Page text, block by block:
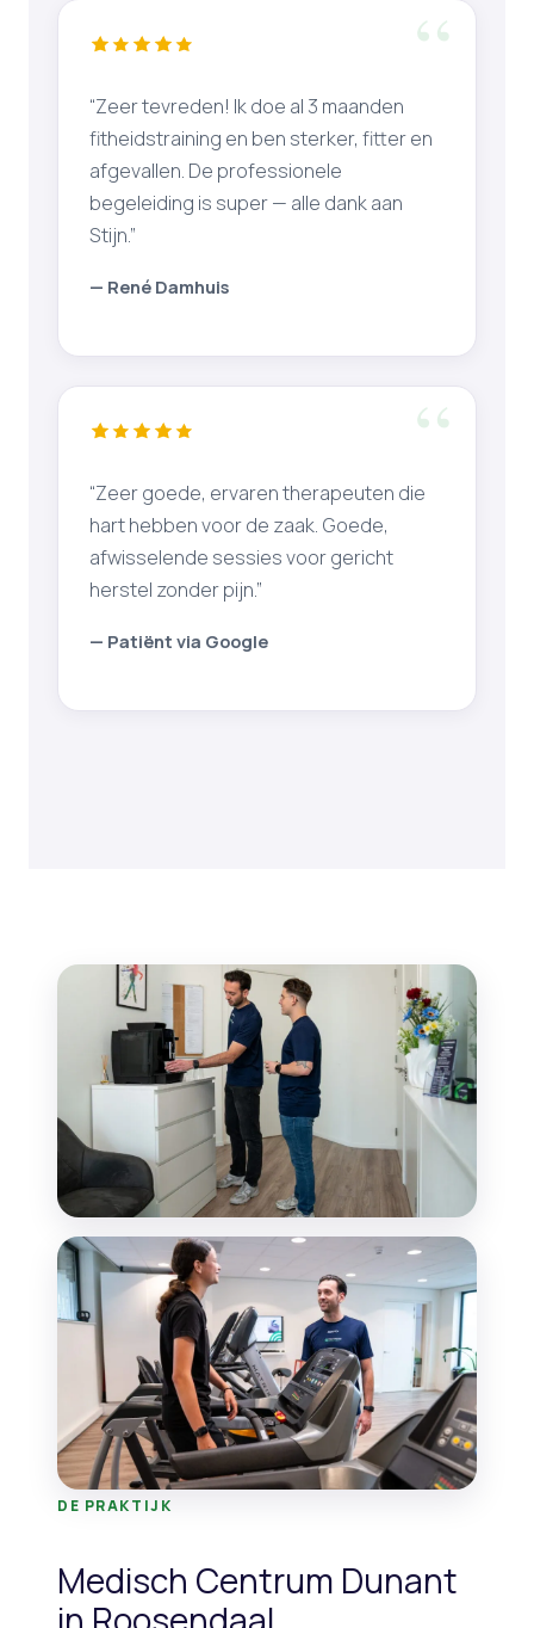
“Zeer tevreden! Ik doe al 3 maanden
fitheidstraining en ben sterker, fitter en
afgevallen. De professionele
begeleiding is super — alle dank aan
Stijn.”
— René Damhuis
“Zeer goede, ervaren therapeuten die
hart hebben voor de zaak. Goede,
afwisselende sessies voor gericht
herstel zonder pijn.”
— Patiënt via Google
DE PRAKTIJK
Medisch Centrum Dunant